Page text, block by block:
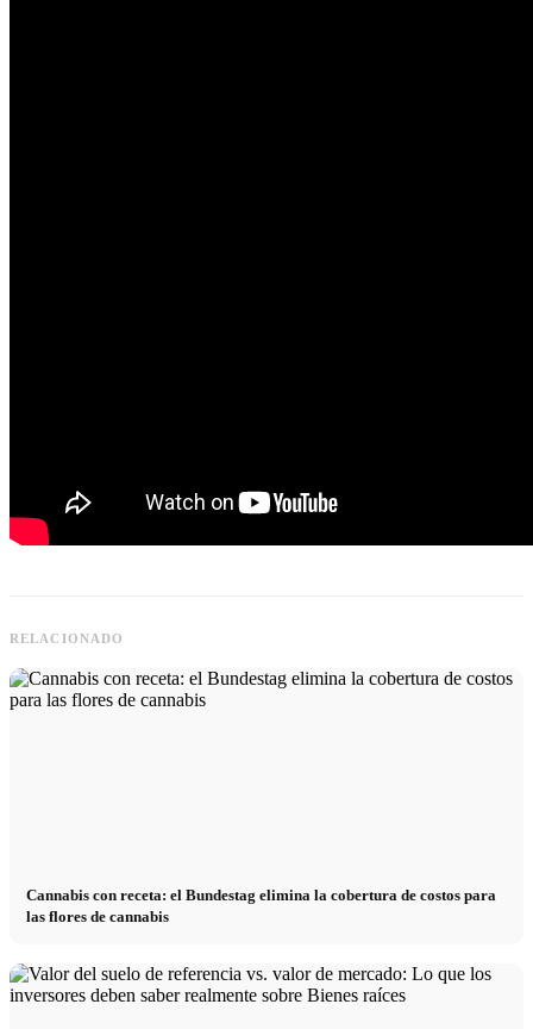
RELACIONADO
Cannabis con receta: el Bundestag elimina la cobertura de costos para
las flores de cannabis